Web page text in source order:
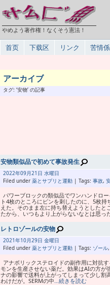
やめよう著作権！なくそう憲法！
首页 下载区 リンク 苦情係
アーカイブ
タグ: ‘安物’ の記事
安物類似品で初めて事故発生
2022年09月21日 水曜日
Filed under 薬とサプリと運動 | Tags: 事故,
パワーブロックの類似品でワンハンドロ
ト4枚のところにピンを刺したのに、5枚
えた。そのまま左に持ち替えようとした
たから、いつもより上がらないなとは思っ
レトロゾールの安物
2021年10月29日 金曜日
Filed under 薬とサプリと運動 | Tags: ゾール,
アナボリックステロイドの副作用に対抗
モンを生産させない薬だ。効果はAIの方が
ナの影響で送料が上がってしまって少し割
わけだが。SERMの中…続きを読む